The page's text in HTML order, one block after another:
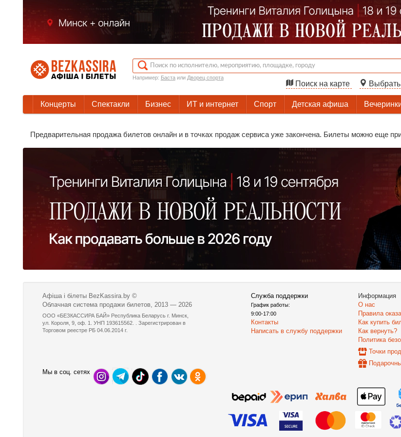
Например: Бастаили Дворец спорта
Поиск на карте
Концерты Спектакли Бизнес ИТ и интернет Спорт Детская афиша
Предварительная продажа билетов онлайн и в точках продаж сервиса уже закончена. Билеты можно еще
Афіша і білеты BezKassira.by ©
Облачная система продажи билетов, 2013 — 2026
ООО «БЕЗКАССИРА БАЙ» Республика Беларусь г. Минск,
ул. Короля, 9, оф. 1. УНП 193615562. . Зарегистрирован в
Торговом реестре РБ 04.06.2014 г.
Служба поддержки
График работы:
9:00-17:00
Контакты
Написать в службу поддержки
Информация
О нас
Правила
Как купить
Как вернуть?
Политика
Точки
Мы в соц. сетях